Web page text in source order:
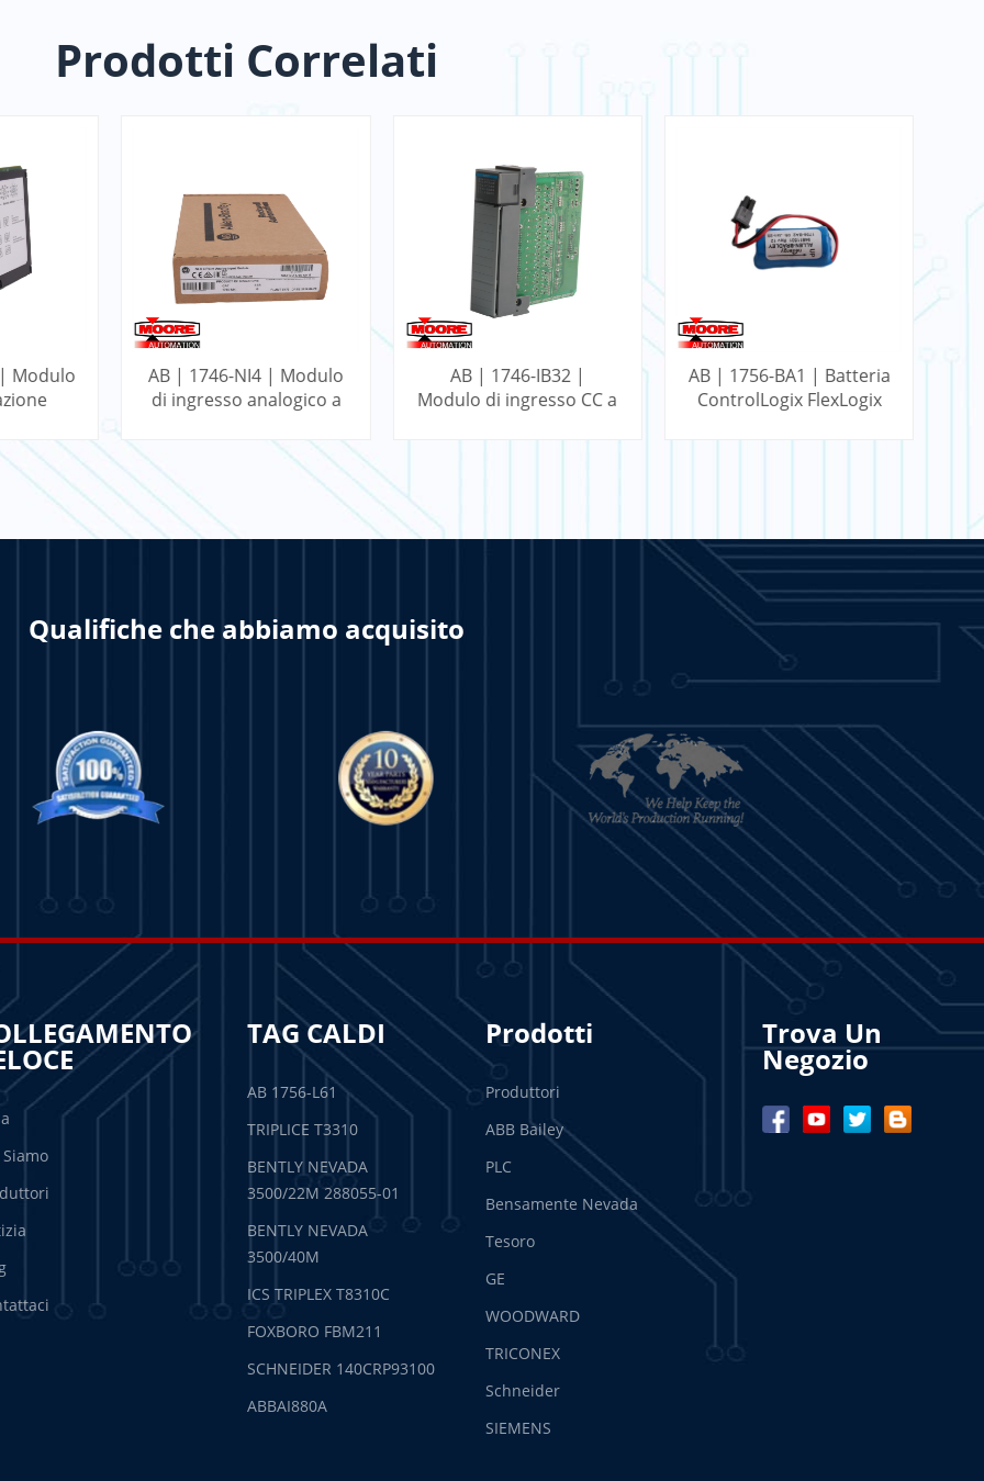
Prodotti Correlati
Modulo
AB | 1746-NI4 | Modulo
di ingresso analogico a
PIÙ
AB | 1746-IB32 |
Modulo di ingresso CC a
AB | 1756-BA1 | Batteria
ControlLogix FlexLogix
PER SAPERNE DI
Qualifiche che abbiamo acquisito
TAG CALDI
AB 1756-L61
TRIPLICE T3310
BENTLY NEVADA
3500/22M 288055-01
BENTLY NEVADA
3500/40M
ICS TRIPLEX T8310C
FOXBORO FBM211
SCHNEIDER 140CRP93100
ABBAI880A
Prodotti
Produttori
ABB Bailey
PLC
Bensamente Nevada
Tesoro
GE
WOODWARD
TRICONEX
Schneider
SIEMENS
Trova Un
Negozio